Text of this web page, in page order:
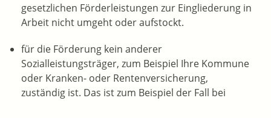
gesetzlichen Förderleistungen zur Eingliederung in
Arbeit nicht umgeht oder aufstockt.
für die Förderung kein anderer
Sozialleistungsträger, zum Beispiel Ihre Kommune
oder Kranken- oder Rentenversicherung,
zuständig ist. Das ist zum Beispiel der Fall bei